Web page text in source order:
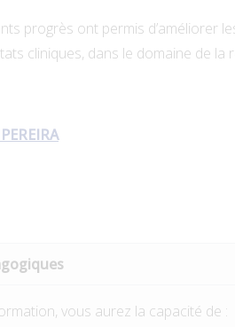
progrès ont permis d’améliorer
cliniques, dans le domaine de
vous aurez la capacité de :